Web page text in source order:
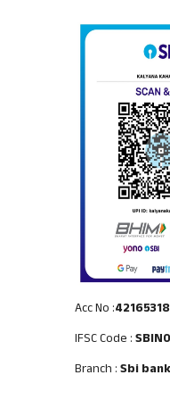
Acc No :
IFSC Code :
Branch :Sbi